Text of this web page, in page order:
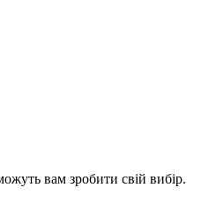
вам зробити свій вибір.